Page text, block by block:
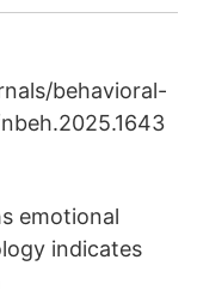
behavioral-
emotional
indicates